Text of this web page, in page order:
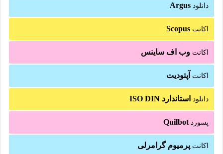
دانلود Argus
اکانت Scopus
اکانت وب اف ساینس
اکانت آپتودیت
دانلود استاندارد ISO DIN
پسورد Quilbot
اکانت پرمیوم گرامرلی